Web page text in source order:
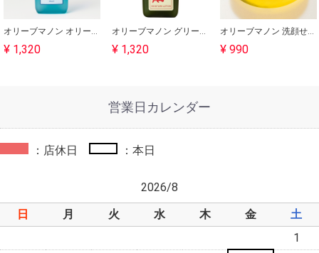
オリーブマノン オリーブリーフローション（銀葉水）180ml｜日本オリーブ
¥ 1,320
オリーブマノン グリーンローション（果汁水）180ml｜日本オリーブ
¥ 1,320
オリーブマノン 洗顔せっけん 80g｜日本オリーブ
¥ 990
営業日カレンダー
：店休日 ：本日
2026/8
日
月 火 水 木 金
土
1